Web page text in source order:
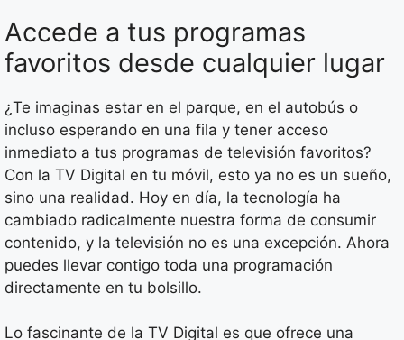
Accede a tus programas
favoritos desde cualquier lugar
¿Te imaginas estar en el parque, en el autobús o
incluso esperando en una fila y tener acceso
inmediato a tus programas de televisión favoritos?
Con la TV Digital en tu móvil, esto ya no es un sueño,
sino una realidad. Hoy en día, la tecnología ha
cambiado radicalmente nuestra forma de consumir
contenido, y la televisión no es una excepción. Ahora
puedes llevar contigo toda una programación
directamente en tu bolsillo.
Lo fascinante de la TV Digital es que ofrece una